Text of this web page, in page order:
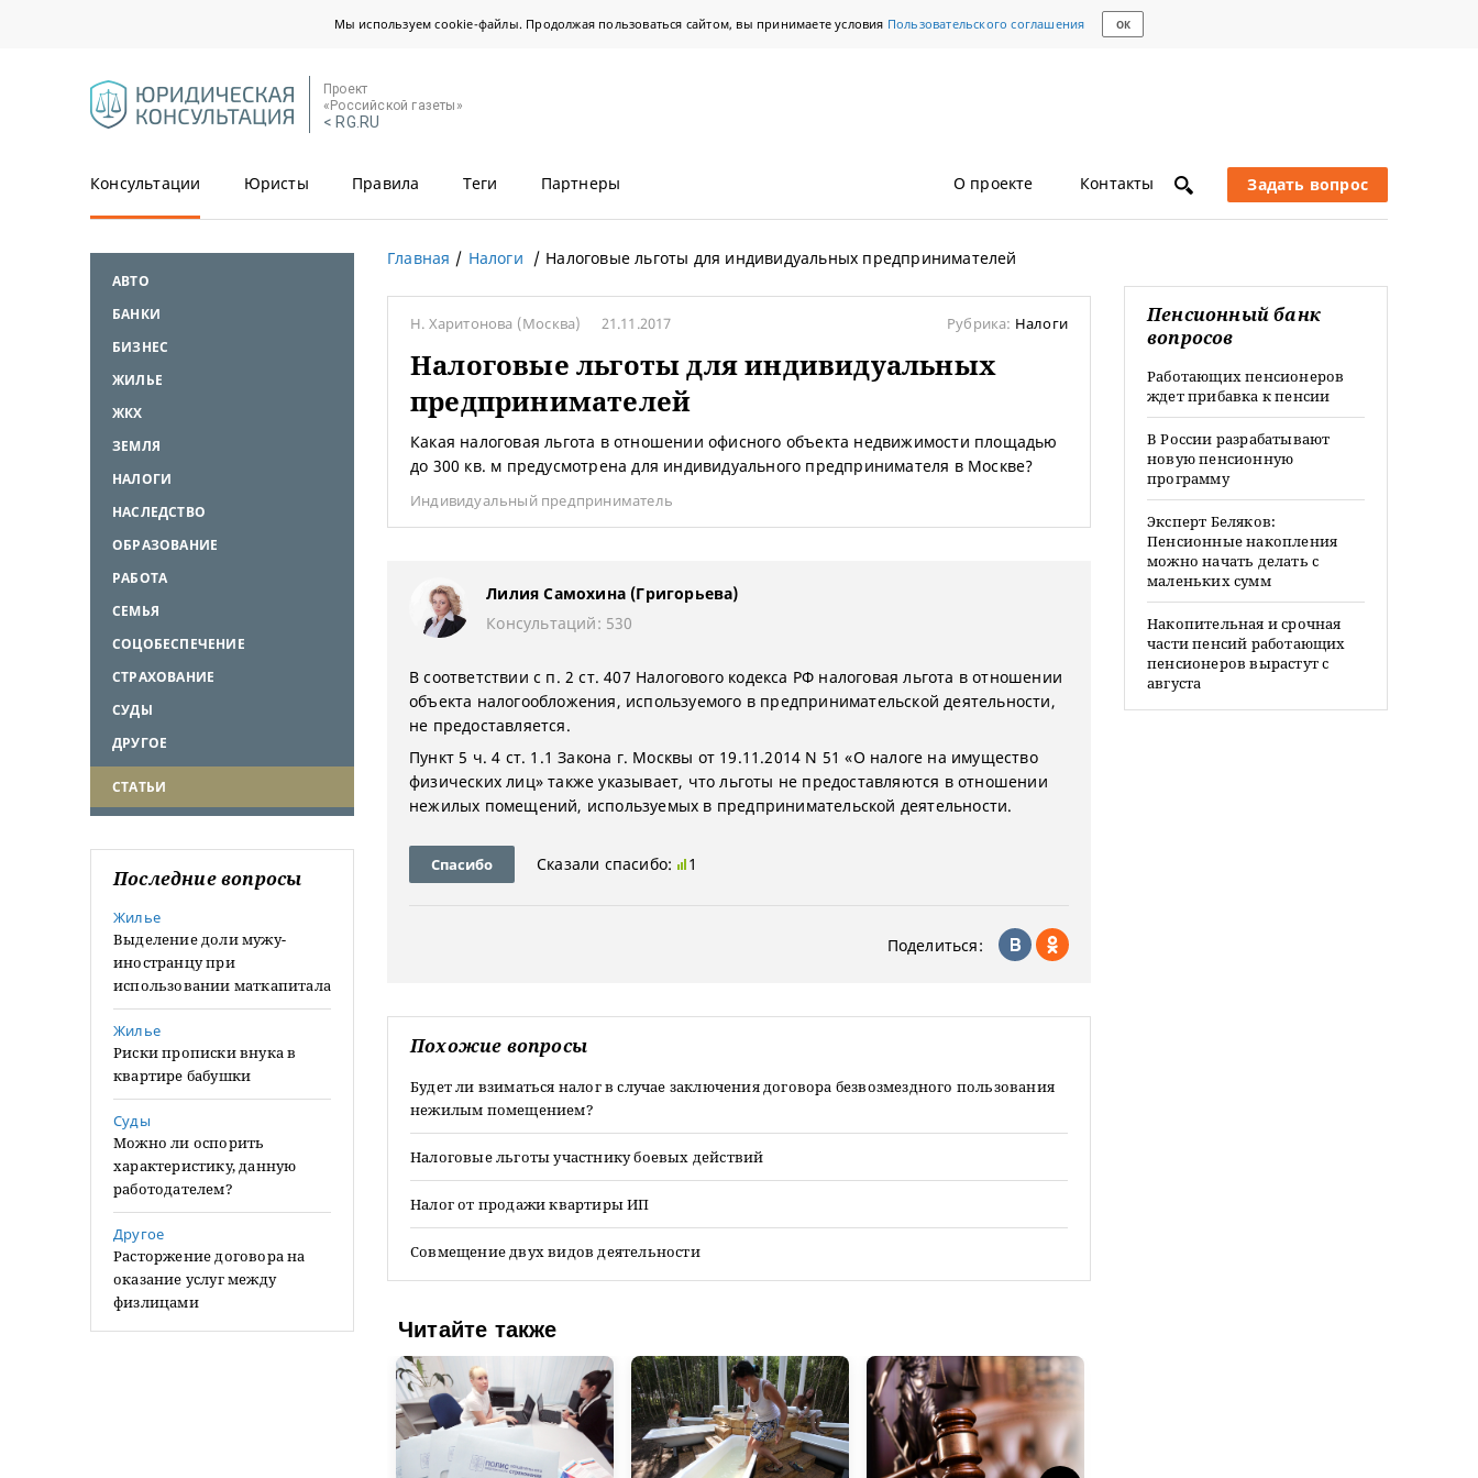
Мы используем cookie-файлы. Продолжая пользоваться сайтом, вы принимаете условия Пользовательского соглашения ОК
Проект
«Российской газеты»
< RG.RU
Консультации Юристы Правила Теги Партнеры О проекте Контакты Задать вопрос
АВТО
БАНКИ
БИЗНЕС
ЖИЛЬЕ
ЖКХ
ЗЕМЛЯ
НАЛОГИ
НАСЛЕДСТВО
ОБРАЗОВАНИЕ
РАБОТА
СЕМЬЯ
СОЦОБЕСПЕЧЕНИЕ
СТРАХОВАНИЕ
СУДЫ
ДРУГОЕ
СТАТЬИ
Последние вопросы
Жилье
Выделение доли мужу-
иностранцу при
использовании маткапитала
Жилье
Риски прописки внука в
квартире бабушки
Суды
Можно ли оспорить
характеристику, данную
работодателем?
Другое
Расторжение договора на
оказание услуг между
физлицами
Главная Налоги Налоговые льготы для индивидуальных предпринимателей
Н. Харитонова (Москва) 21.11.2017 Рубрика: Налоги
Налоговые льготы для индивидуальных
предпринимателей
Какая налоговая льгота в отношении офисного объекта недвижимости площадью
до 300 кв. м предусмотрена для индивидуального предпринимателя в Москве?
Индивидуальный предприниматель
Лилия Самохина (Григорьева)
Консультаций: 530
В соответствии с п. 2 ст. 407 Налогового кодекса РФ налоговая льгота в отношении
объекта налогообложения, используемого в предпринимательской деятельности,
не предоставляется.
Пункт 5 ч. 4 ст. 1.1 Закона г. Москвы от 19.11.2014 N 51 «О налоге на имущество
физических лиц» также указывает, что льготы не предоставляются в отношении
нежилых помещений, используемых в предпринимательской деятельности.
Спасибо Сказали спасибо: 1
Поделиться:
Похожие вопросы
Будет ли взиматься налог в случае заключения договора безвозмездного пользования
нежилым помещением?
Налоговые льготы участнику боевых действий
Налог от продажи квартиры ИП
Совмещение двух видов деятельности
Читайте также
Пенсионный банк
вопросов
Работающих пенсионеров
ждет прибавка к пенсии
В России разрабатывают
новую пенсионную
программу
Эксперт Беляков:
Пенсионные накопления
можно начать делать с
маленьких сумм
Накопительная и срочная
части пенсий работающих
пенсионеров вырастут с
августа